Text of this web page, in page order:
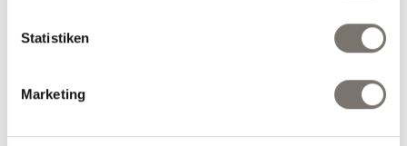
Statistiken
Marketing